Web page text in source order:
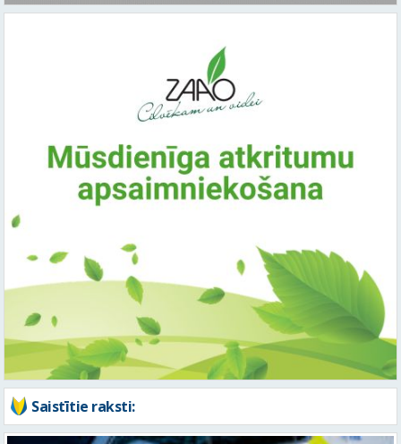
Saistītie raksti: